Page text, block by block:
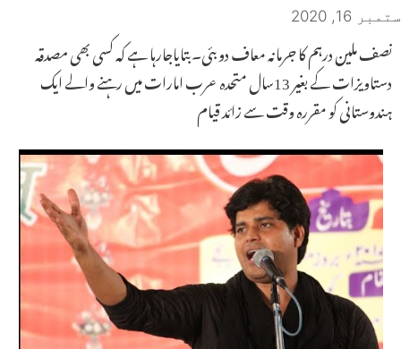
ستمبر 16, 2020
نصف ملین درہم کا جرمانہ معاف دوبئی۔بتایاجارہا ہے کہ کسی بھی مصدقہ
دستاویزات کے بغیر 13سال متحدہ عرب امارات میں رہنے والے ایک
ہندوستانی کو مقررہ وقت سے زائد قیام